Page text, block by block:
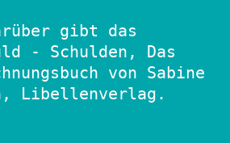
gibt das
- Schulden, Das
von Sabine
Libellenverlag.